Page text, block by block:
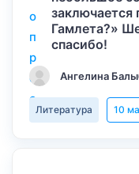
заключается
Гамлета?»
спасибо!
Ангелина
Литература 10